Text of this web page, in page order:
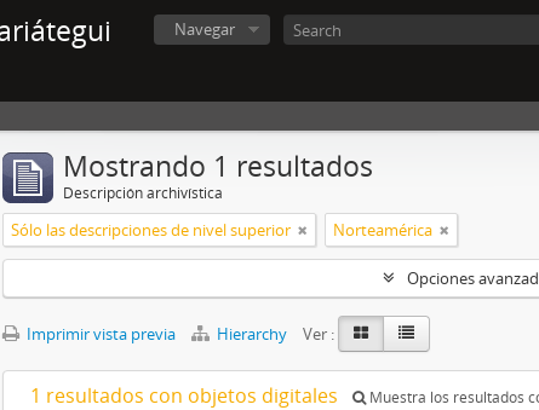
Navegar
Mostrando 1 resultados
Descripción archivística
Sólo las descripciones de nivel superior Norteamérica
Opciones
Imprimir vista previa Hierarchy Ver :
1 resultados con objetos digitales Muestra los resultados